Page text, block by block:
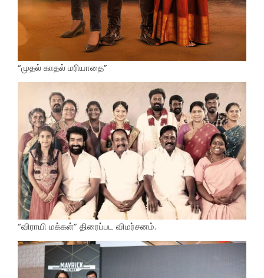
“முதல் காதல் மரியாதை”
“விராயி மக்கள்” திரைப்பட விமர்சனம்.